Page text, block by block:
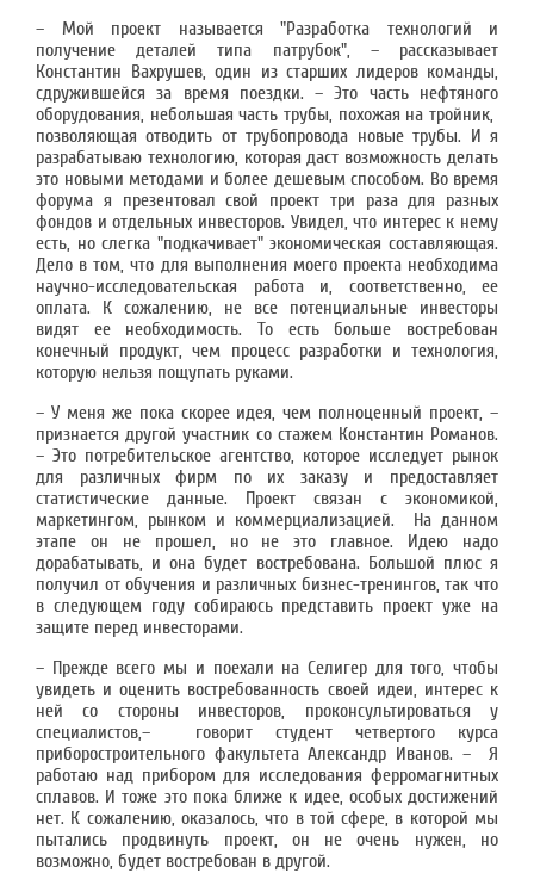
– Мой проект называется "Разработка технологий и
получение деталей типа патрубок", – рассказывает
Константин Вахрушев, один из старших лидеров команды,
сдружившейся за время поездки. – Это часть нефтяного
оборудования, небольшая часть трубы, похожая на тройник,
позволяющая отводить от трубопровода новые трубы. И я
разрабатываю технологию, которая даст возможность делать
это новыми методами и более дешевым способом. Во время
форума я презентовал свой проект три раза для разных
фондов и отдельных инвесторов. Увидел, что интерес к нему
есть, но слегка "подкачивает" экономическая составляющая.
Дело в том, что для выполнения моего проекта необходима
научно-исследовательская работа и, соответственно, ее
оплата. К сожалению, не все потенциальные инвесторы
видят ее необходимость. То есть больше востребован
конечный продукт, чем процесс разработки и технология,
которую нельзя пощупать руками.
– У меня же пока скорее идея, чем полноценный проект, –
признается другой участник со стажем Константин Романов.
– Это потребительское агентство, которое исследует рынок
для различных фирм по их заказу и предоставляет
статистические данные. Проект связан с экономикой,
маркетингом, рынком и коммерциализацией. На данном
этапе он не прошел, но не это главное. Идею надо
дорабатывать, и она будет востребована. Большой плюс я
получил от обучения и различных бизнес-тренингов, так что
в следующем году собираюсь представить проект уже на
защите перед инвесторами.
– Прежде всего мы и поехали на Селигер для того, чтобы
увидеть и оценить востребованность своей идеи, интерес к
ней со стороны инвесторов, проконсультироваться у
специалистов,– говорит студент четвертого курса
приборостроительного факультета Александр Иванов. – Я
работаю над прибором для исследования ферромагнитных
сплавов. И тоже это пока ближе к идее, особых достижений
нет. К сожалению, оказалось, что в той сфере, в которой мы
пытались продвинуть проект, он не очень нужен, но
возможно, будет востребован в другой.